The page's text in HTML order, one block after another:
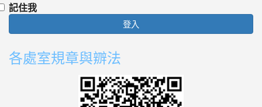
記住我
登入
各處室規章與辧法